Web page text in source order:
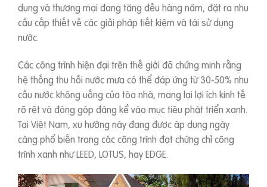
dụng và thương mại đang tăng đều hàng năm, đặt ra nhu
cầu cấp thiết về các giải pháp tiết kiệm và tái sử dụng
nước.
Các công trình hiện đại trên thế giới đã chứng minh rằng
hệ thống thu hồi nước mưa có thể đáp ứng từ 30-50% nhu
cầu nước không uống của tòa nhà, mang lại lợi ích kinh tế
rõ rệt và đóng góp đáng kể vào mục tiêu phát triển xanh.
Tại Việt Nam, xu hướng này đang được áp dụng ngày
càng phổ biến trong các công trình đạt chứng chỉ công
trình xanh như LEED, LOTUS, hay EDGE.